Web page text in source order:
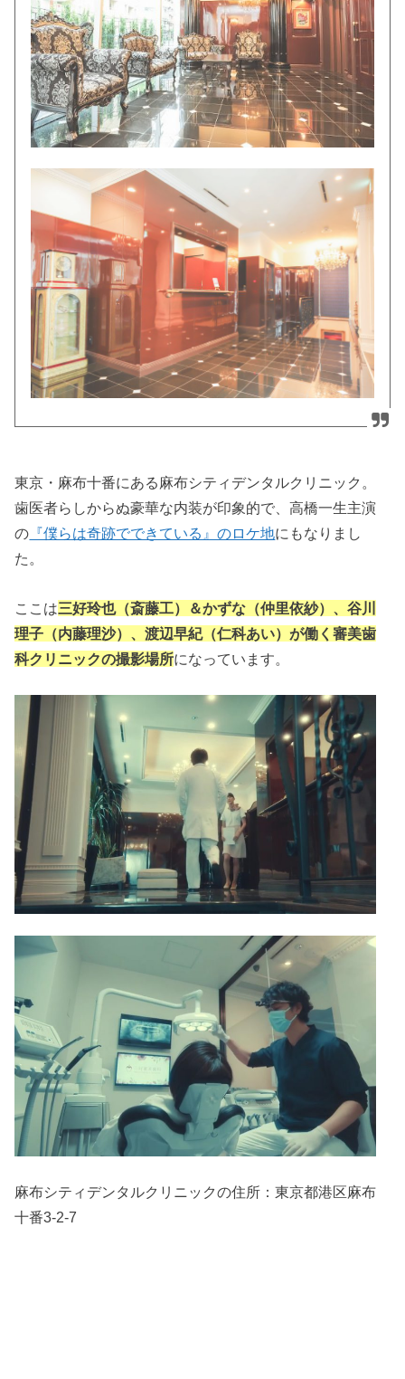
東京・麻布十番にある麻布シティデンタルクリニック。
歯医者らしからぬ豪華な内装が印象的で、高橋一生主演
の 『僕らは奇跡でできている』のロケ地にもなりまし
た。
ここは三好玲也（斎藤工）＆かずな（仲里依紗）、谷川
理子（内藤理沙）、渡辺早紀（仁科あい）が働く審美歯
科クリニックの撮影場所になっています。
麻布シティデンタルクリニックの住所：東京都港区麻布
十番3-2-7